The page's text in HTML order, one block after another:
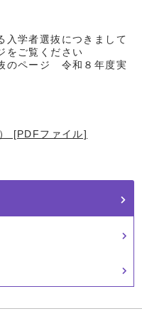
学者選抜につきまして
をご覧ください
のページ 令和８年度実
[PDFファイル]